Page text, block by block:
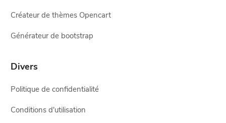
Créateur de thèmes Opencart
Générateur de bootstrap
Divers
Politique de confidentialité
Conditions d'utilisation